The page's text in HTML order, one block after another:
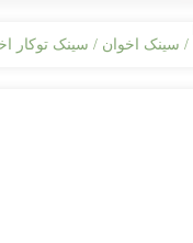
سینک اخوان سینک توکار